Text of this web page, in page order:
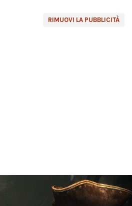
RIMUOVI LA PUBBLICITÀ